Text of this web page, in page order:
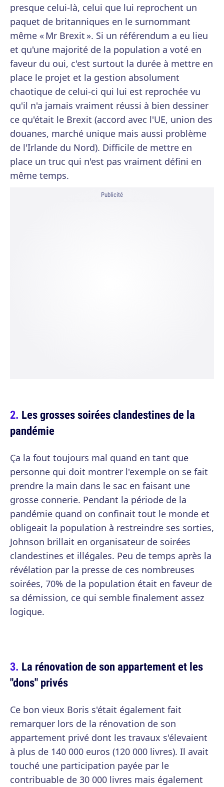
presque celui-là, celui que lui reprochent un
paquet de britanniques en le surnommant
même « Mr Brexit ». Si un référendum a eu lieu
et qu'une majorité de la population a voté en
faveur du oui, c'est surtout la durée à mettre en
place le projet et la gestion absolument
chaotique de celui-ci qui lui est reprochée vu
qu'il n'a jamais vraiment réussi à bien dessiner
ce qu'était le Brexit (accord avec l'UE, union des
douanes, marché unique mais aussi problème
de l'Irlande du Nord). Difficile de mettre en
place un truc qui n'est pas vraiment défini en
même temps.
Publicité
Les grosses soirées clandestines de la
pandémie
Ça la fout toujours mal quand en tant que
personne qui doit montrer l'exemple on se fait
prendre la main dans le sac en faisant une
grosse connerie. Pendant la période de la
pandémie quand on confinait tout le monde et
obligeait la population à restreindre ses sorties,
Johnson brillait en organisateur de soirées
clandestines et illégales. Peu de temps après la
révélation par la presse de ces nombreuses
soirées, 70% de la population était en faveur de
sa démission, ce qui semble finalement assez
logique.
La rénovation de son appartement et les
"dons" privés
Ce bon vieux Boris s'était également fait
remarquer lors de la rénovation de son
appartement privé dont les travaux s'élevaient
à plus de 140 000 euros (120 000 livres). Il avait
touché une participation payée par le
contribuable de 30 000 livres mais également